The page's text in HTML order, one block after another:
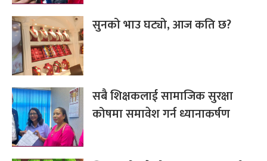
सुनको भाउ घट्यो, आज कति छ?
सबै शिक्षकलाई सामाजिक सुरक्षा
कोषमा समावेश गर्न ध्यानाकर्षण